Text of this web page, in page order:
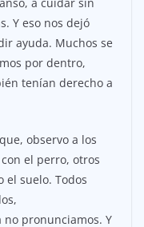
Y eso nos dejó
ayuda. Muchos se
por dentro,
tenían derecho a
observo a los
el perro, otros
el suelo. Todos
pronunciamos. Y